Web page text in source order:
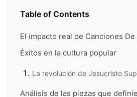
Table of Contents
El impacto real de Canciones
Éxitos en la cultura popular
La revolución de Jesucristo
Análisis de las piezas que